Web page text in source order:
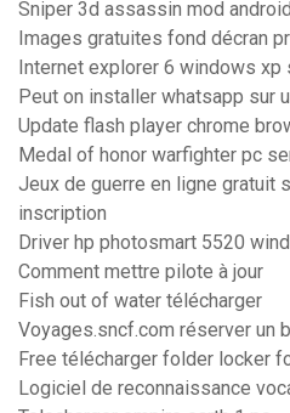
Sniper 3d assassin mod
Images gratuites fond décran
Internet explorer 6 windows xp
Peut on installer whatsapp sur
Update flash player chrome
Medal of honor warfighter pc
Jeux de guerre en ligne gratuit
inscription
Driver hp photosmart 5520
Comment mettre pilote à jour
Fish out of water télécharger
Voyages.sncf.com réserver un
Free télécharger folder locker
Logiciel de reconnaissance